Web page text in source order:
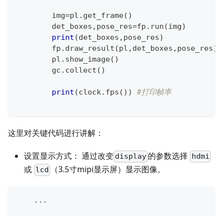
        img
=pl . get_frame( )
        det_boxes
, pose_res=fp . run (img)
print (det_boxes , pose_res)
        fp
. draw_result (pl , det_boxes , pose_res)
        pl
. show_image( )
        gc
. collect ( )
print (clock. fps ( ) ) #打印帧率
这里对关键代码进行讲解：
设置显示方式： 通过改变 display 的参数选择 hdmi
或 lcd （3.5寸mipi显示屏）显示图像。
. . .